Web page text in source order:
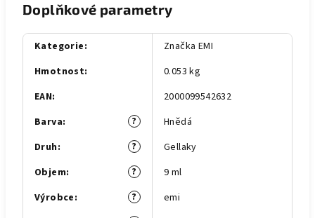
Doplňkové parametry
Kategorie:
Značka EMI
Hmotnost:
0.053 kg
EAN:
2000099542632
?
Barva:
Hnědá
?
Druh:
Gellaky
?
Objem:
9 ml
?
Výrobce:
emi